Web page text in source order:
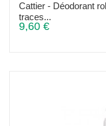
Cattier - Déodorant
traces...
9,60 €